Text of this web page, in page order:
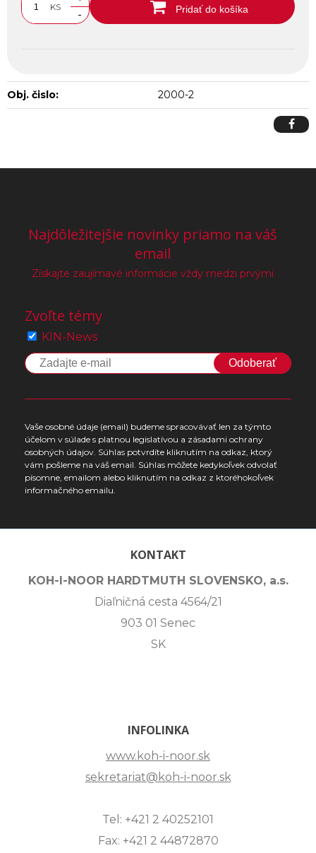
KS
-
Pridať do košíka
Obj. čislo: 2000-2
Najdôležitejšie novinky priamo na váš
email
Získajte zaujímavé informácie vždy medzi prvými
Zvoľte témy
KIN-News
Odoberať
Vaše osobné údaje (email) budeme spracovávať len za týmto
účelom v súlade s platnou legislatívou a zásadami ochrany
osobných údajov. Súhlas potvrdíte kliknutím na odkaz, ktorý
vám pošleme na váš email. Súhlas môžete kedykoľvek odvolať
písomne, emailom alebo kliknutím na odkaz z ktoréhokoľvek
informačného emailu.
KONTAKT
KOH-I-NOOR HARDTMUTH SLOVENSKO, a.s.
Diaľničná cesta 4564/21
903 01 Senec
SK
INFOLINKA
www.koh-i-noor.sk
sekretariat@koh-i-noor.sk
Tel: +421 2 40252101
Fax: +421 2 44872870